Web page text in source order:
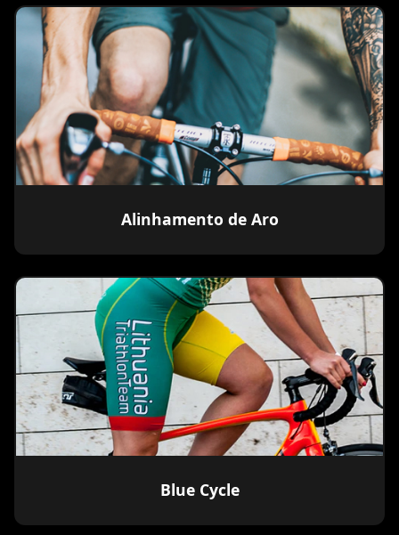
Alinhamento de Aro
Blue Cycle